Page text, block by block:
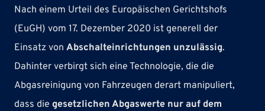
Nach einem Urteil des Europäischen Gerichtshofs
(EuGH) vom 17. Dezember 2020 ist generell der
Einsatz vonAbschalteinrichtungen unzulässig.
Dahinter verbirgt sich eine Technologie, die die
Abgasreinigung von Fahrzeugen derart manipuliert,
dass diegesetzlichen Abgaswerte nur auf dem